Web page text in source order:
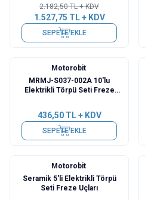
2.182,50TL + KDV
1.527,75 TL + KDV
SEPETE EKLE
Motorobit
MRMJ-S037-002A 10'lu
Elektrikli Törpü Seti Freze
436,50TL + KDV
SEPETE EKLE
Motorobit
Seramik 5'li Elektrikli Törpü
Seti Freze Uçları